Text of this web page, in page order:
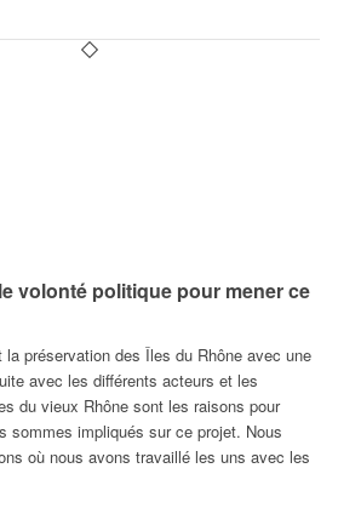
volonté politique pour mener ce
la préservation des Îles du Rhône avec une
avec les différents acteurs et les
du vieux Rhône sont les raisons pour
sommes impliqués sur ce projet. Nous
où nous avons travaillé les uns avec les